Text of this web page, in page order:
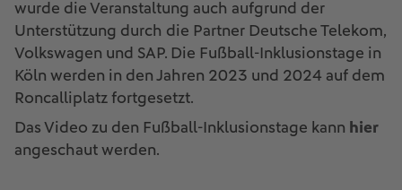
wurde die Veranstaltung auch aufgrund der
Unterstützung durch die Partner Deutsche Telekom,
Volkswagen und SAP. Die Fußball-Inklusionstage in
Köln werden in den Jahren 2023 und 2024 auf dem
Roncalliplatz fortgesetzt.
Das Video zu den Fußball-Inklusionstage kann hier
angeschaut werden.